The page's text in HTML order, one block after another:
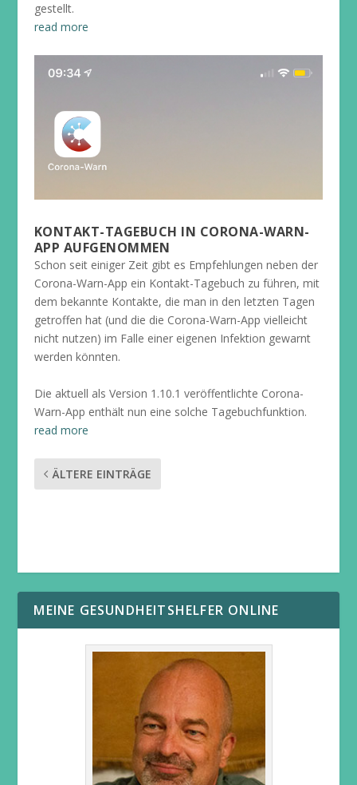
gestellt.
read more
KONTAKT-TAGEBUCH IN CORONA-WARN-
APP AUFGENOMMEN
Schon seit einiger Zeit gibt es Empfehlungen neben der
Corona-Warn-App ein Kontakt-Tagebuch zu führen, mit
dem bekannte Kontakte, die man in den letzten Tagen
getroffen hat (und die die Corona-Warn-App vielleicht
nicht nutzen) im Falle einer eigenen Infektion gewarnt
werden könnten.
Die aktuell als Version 1.10.1 veröffentlichte Corona-
Warn-App enthält nun eine solche Tagebuchfunktion.
read more
ÄLTERE EINTRÄGE
MEINE GESUNDHEITSHELFER ONLINE